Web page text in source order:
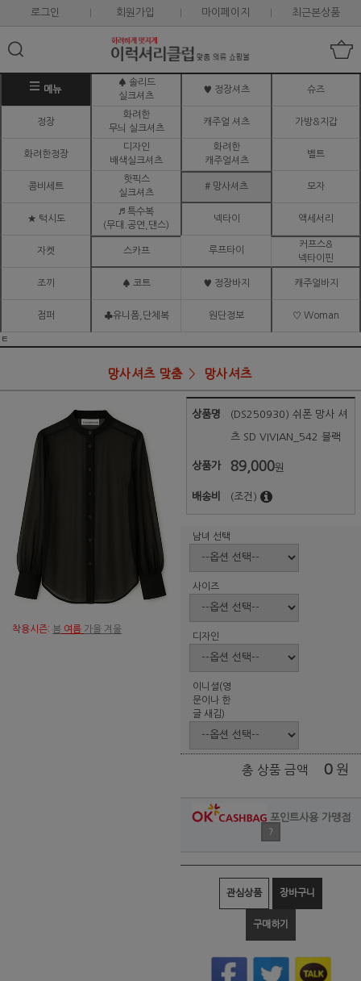
로그인 회원가입 마이페이지 최근본상품
메뉴
♠ 솔리드
실크셔츠
♥ 정장셔츠 슈즈
정장
화려한
무늬 실크셔츠
캐주얼 셔츠 가방&지갑
화려한정장
디자인
배색실크셔츠
화려한
캐주얼셔츠
벨트
콤비세트
핫픽스
실크셔츠
# 망사셔츠 모자
★ 턱시도
♬ 특수복
(무대.공연,댄스)
넥타이 액세서리
자켓 스카프 루프타이
커프스&
넥타이핀
조끼 ♠ 코트 ♥ 정장바지 캐주얼바지
점퍼 ♣유니폼,단체복 원단정보 ♡ Woman
ㅌ
망사셔츠 맞춤 망사셔츠
착용시즌: 봄 여름 가을 겨울
상품명 (DS250930) 쉬폰 망사 셔
츠 SD VIVIAN_542 블랙
상품가 89,000원
배송비 (조건)
남녀 선택
사이즈
디자인
이니셜(영
문이나 한
글 새김)
총 상품 금액 0 원
포인트사용 가맹점
?
관심상품 장바구니
구매하기